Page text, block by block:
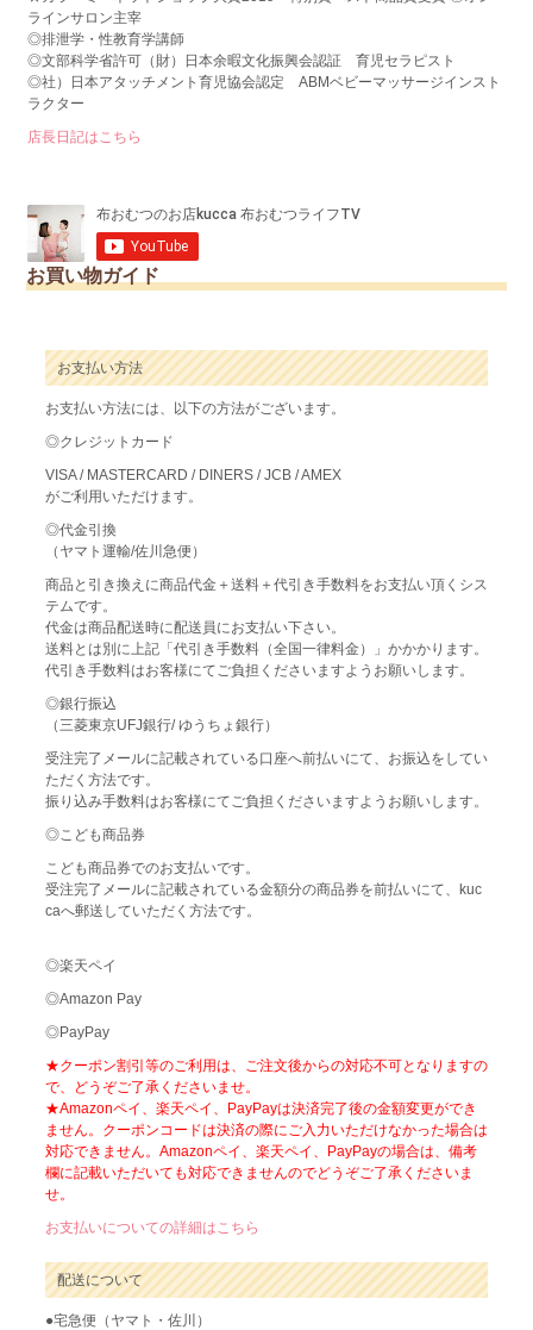
ラインサロン主宰
◎排泄学・性教育学講師
◎文部科学省許可（財）日本余暇文化振興会認証 育児セラピスト
◎社）日本アタッチメント育児協会認定 ABMベビーマッサージインスト
ラクター
店長日記はこちら
お買い物ガイド
お支払い方法
お支払い方法には、以下の方法がございます。
◎クレジットカード
VISA / MASTERCARD / DINERS / JCB / AMEX
がご利用いただけます。
◎代金引換
（ヤマト運輸/佐川急便）
商品と引き換えに商品代金＋送料＋代引き手数料をお支払い頂くシス
テムです。
代金は商品配送時に配送員にお支払い下さい。
送料とは別に上記「代引き手数料（全国一律料金）」かかかります。
代引き手数料はお客様にてご負担くださいますようお願いします。
◎銀行振込
（三菱東京UFJ銀行/ ゆうちょ銀行）
受注完了メールに記載されている口座へ前払いにて、お振込をしてい
ただく方法です。
振り込み手数料はお客様にてご負担くださいますようお願いします。
◎こども商品券
こども商品券でのお支払いです。
受注完了メールに記載されている金額分の商品券を前払いにて、kuc
caへ郵送していただく方法です。
◎楽天ペイ
◎Amazon Pay
◎PayPay
★クーポン割引等のご利用は、ご注文後からの対応不可となりますの
で、どうぞご了承くださいませ。
★Amazonペイ、楽天ペイ、PayPayは決済完了後の金額変更ができ
ません。クーポンコードは決済の際にご入力いただけなかった場合は
対応できません。Amazonペイ、楽天ペイ、PayPayの場合は、備考
欄に記載いただいても対応できませんのでどうぞご了承くださいま
せ。
お支払いについての詳細はこちら
配送について
●宅急便（ヤマト・佐川）